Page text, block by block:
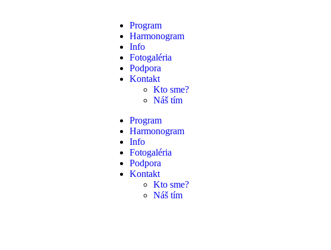
Program
Harmonogram
Info
Fotogaléria
Podpora
Kontakt
Kto sme?
Náš tím
Program
Harmonogram
Info
Fotogaléria
Podpora
Kontakt
Kto sme?
Náš tím